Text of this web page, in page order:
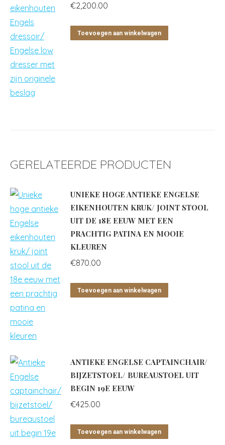
€2,200.00
Toevoegen aan winkelwagen
GERELATEERDE PRODUCTEN
UNIEKE HOGE ANTIEKE ENGELSE
EIKENHOUTEN KRUK/ JOINT STOOL
UIT DE 18E EEUW MET EEN
PRACHTIG PATINA EN MOOIE
KLEUREN
€870.00
Toevoegen aan winkelwagen
ANTIEKE ENGELSE CAPTAINCHAIR/
BIJZETSTOEL/ BUREAUSTOEL UIT
BEGIN 19E EEUW
€425.00
Toevoegen aan winkelwagen